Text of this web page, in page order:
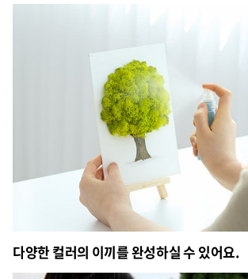
다양한 컬러의 이끼를 완성하실 수 있어요.